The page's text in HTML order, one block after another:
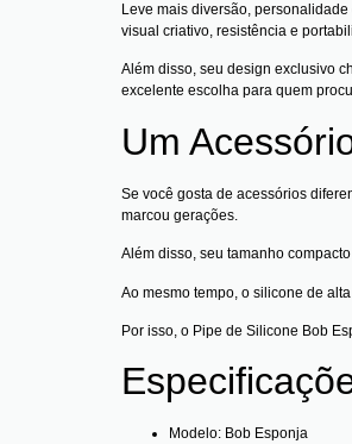
Leve mais diversão,
visual criativo, resistência e
Além disso, seu design exclusivo
excelente escolha para quem
Um
Se você gosta de acessórios
marcou gerações.
Além disso, seu tamanho
Ao mesmo tempo, o silicone de
Por isso, o Pipe de Silicone Bob
Modelo: Bob Esponja